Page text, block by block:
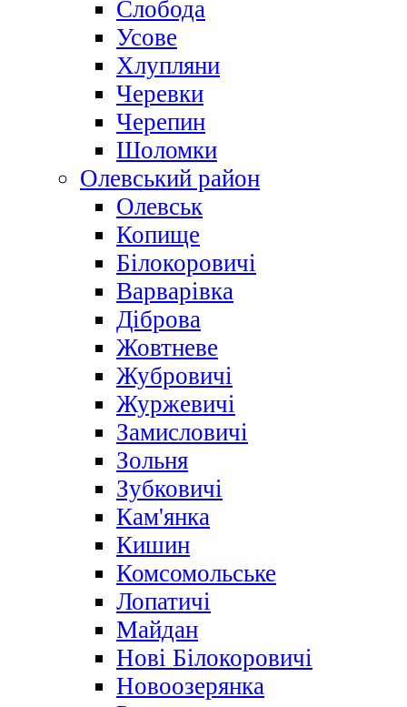
Слобода
Усове
Хлупляни
Черевки
Черепин
Шоломки
Олевський район
Олевськ
Копище
Білокоровичі
Варварівка
Діброва
Жовтневе
Жубровичі
Журжевичі
Замисловичі
Зольня
Зубковичі
Кам'янка
Кишин
Комсомольське
Лопатичі
Майдан
Нові Білокоровичі
Новоозерянка